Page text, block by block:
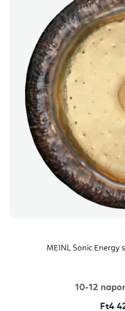
MEINL Sonic Energy
10-12
Ft4